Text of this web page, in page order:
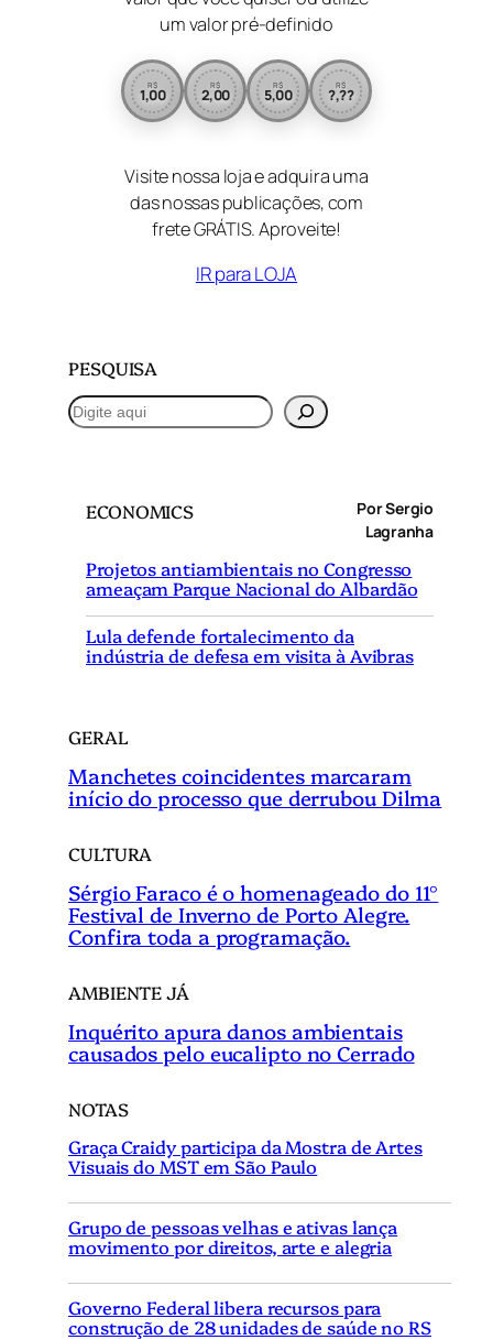
um valor pré-definido
R$
1,00
R$
2,00
R$
5,00
R$
?,??
Visite nossa loja e adquira uma
das nossas publicações, com
frete GRÁTIS. Aproveite!
IR para LOJA
PESQUISA
P
e
ECONOMICS
Por Sergio
Lagranha
Projetos antiambientais no Congresso
ameaçam Parque Nacional do Albardão
Lula defende fortalecimento da
indústria de defesa em visita à Avibras
GERAL
Manchetes coincidentes marcaram
início do processo que derrubou Dilma
CULTURA
Sérgio Faraco é o homenageado do 11°
Festival de Inverno de Porto Alegre.
Confira toda a programação.
AMBIENTE JÁ
Inquérito apura danos ambientais
causados pelo eucalipto no Cerrado
NOTAS
Graça Craidy participa da Mostra de Artes
Visuais do MST em São Paulo
Grupo de pessoas velhas e ativas lança
movimento por direitos, arte e alegria
Governo Federal libera recursos para
construção de 28 unidades de saúde no RS